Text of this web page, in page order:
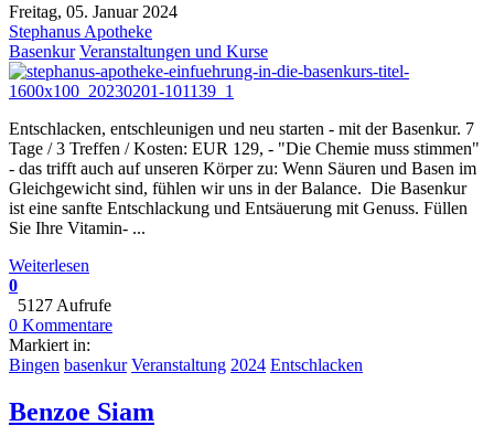
Freitag, 05. Januar 2024
Stephanus Apotheke
Basenkur Veranstaltungen und Kurse
Entschlacken, entschleunigen und neu starten - mit der Basenkur. 7
Tage / 3 Treffen / Kosten: EUR 129, - "Die Chemie muss stimmen"
- das trifft auch auf unseren Körper zu: Wenn Säuren und Basen im
Gleichgewicht sind, fühlen wir uns in der Balance. Die Basenkur
ist eine sanfte Entschlackung und Entsäuerung mit Genuss. Füllen
Sie Ihre Vitamin- ...
Weiterlesen
0
5127 Aufrufe
0 Kommentare
Markiert in:
Bingen basenkur Veranstaltung 2024 Entschlacken
Benzoe Siam